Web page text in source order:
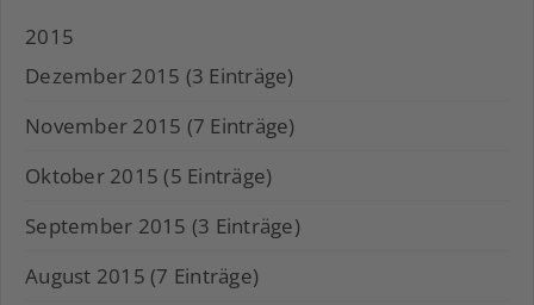
2015
Dezember 2015 (3 Einträge)
November 2015 (7 Einträge)
Oktober 2015 (5 Einträge)
September 2015 (3 Einträge)
August 2015 (7 Einträge)